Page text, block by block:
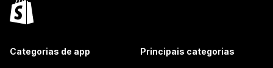
Categorias de app Principais categorias